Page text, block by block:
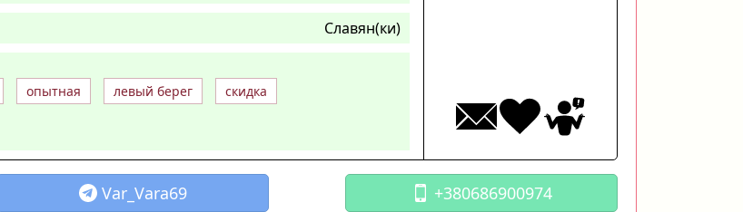
Славян(ки)
опытная левый берег
скидка
Var_Vara69 +380686900974